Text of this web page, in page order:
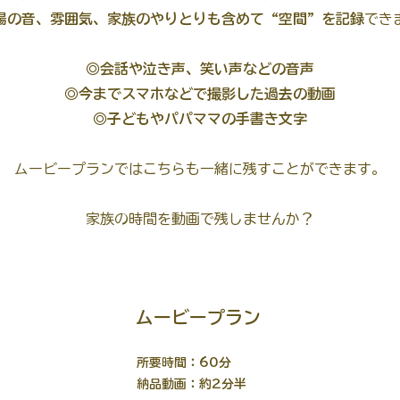
の音、雰囲気、家族のやりとりも含めて“空間”を記録でき
◎会話や泣き声、笑い声などの音声
◎今までスマホなどで撮影した過去の動画
◎子どもやパパママの手書き文字
ムービープランではこちらも一緒に残すことができます。
家族の時間を動画で残しませんか？
ムービープラン
所要時間：60分
納品動画：約2分半